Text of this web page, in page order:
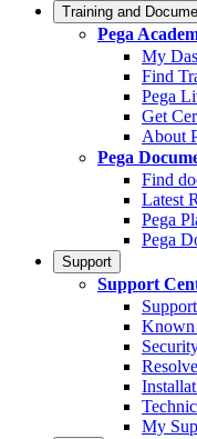
Training and
Pega
My
Find
Pega
Get
About
Pega
Find
Latest
Pega
Pega
Support
Support
Known
My